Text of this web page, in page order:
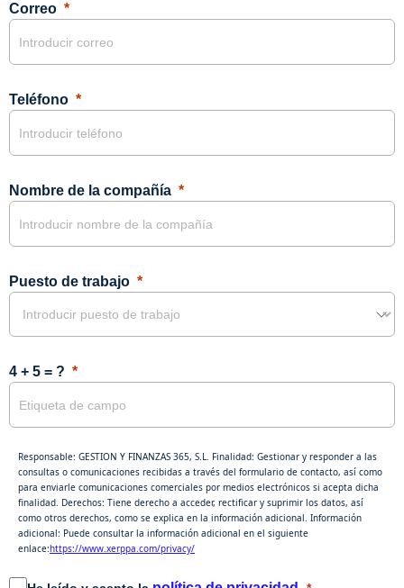
Correo
Teléfono
Nombre de la compañía
Puesto de trabajo
4 + 5 = ?
Responsable: GESTION Y FINANZAS 365, S.L. Finalidad: Gestionar y responder a las
consultas o comunicaciones recibidas a través del formulario de contacto, así como
para enviarle comunicaciones comerciales por medios electrónicos si acepta dicha
finalidad. Derechos: Tiene derecho a acceder, rectificar y suprimir los datos, así
como otros derechos, como se explica en la información adicional. Información
adicional: Puede consultar la información adicional en el siguiente
enlace:https://www.xerppa.com/privacy/